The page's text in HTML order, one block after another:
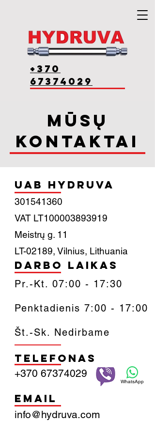
+370
67374029
Mūsų
kontaktai
UAB HYDRUVA
301541360
VAT LT100003893919
Meistrų g. 11
LT-02189, Vilnius, Lithuania
Darbo laikas
Pr.-Kt. 07:00 - 17:30
Penktadienis 7:00 - 17:00
Št.-Sk. Nedirbame
Telefonas
+370 67374029
WhatsApp
Email
info@hydruva.com